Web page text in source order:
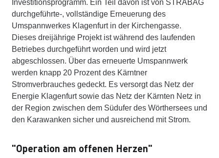
Investitionsprogramm. Ein Teil davon ist von STRABAG
durchgeführte-, vollständige Erneuerung des
Umspannwerkes Klagenfurt in der Kirchengasse.
Dieses dreijährige Projekt ist während des laufenden
Betriebes durchgeführt worden und wird jetzt
abgeschlossen. Über das erneuerte Umspannwerk
werden knapp 20 Prozent des Kärntner
Stromverbrauches gedeckt. Es versorgt das Netz der
Energie Klagenfurt sowie das Netz der Kärnten Netz in
der Region zwischen dem Südufer des Wörthersees und
den Karawanken sicher und ausreichend mit Strom.
"Operation am offenen Herzen"